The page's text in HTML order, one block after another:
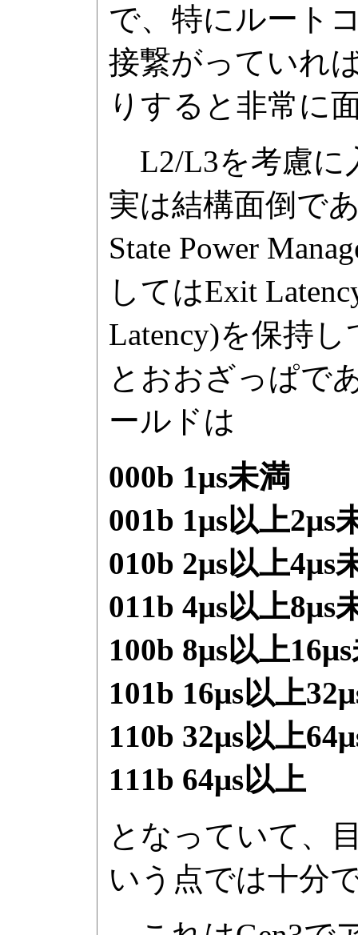
で、特にルート
接繋がっていれ
りすると非常に
L2/L3を考慮に
実は結構面倒で
State Power
してはExit
Latency)を保持
とおおざっぱで
ールドは
000b 1μs未満
001b 1μs以上2μs
010b 2μs以上4μs
011b 4μs以上8μs
100b 8μs以上
101b 16μs以上
110b 32μs以上
111b 64μs以上
となっていて、
いう点では十分